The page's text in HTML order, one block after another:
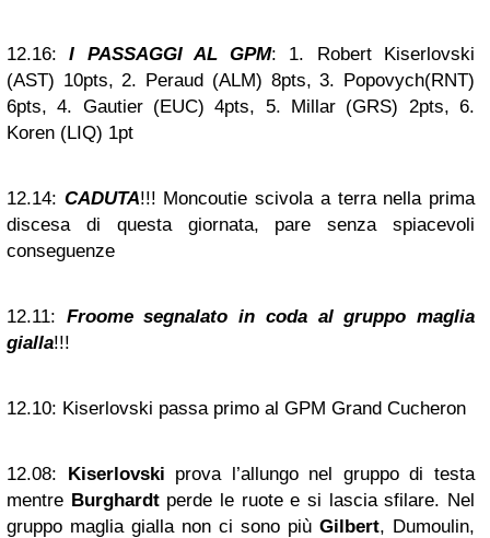
12.16: I PASSAGGI AL GPM: 1. Robert Kiserlovski
(AST) 10pts, 2. Peraud (ALM) 8pts, 3. Popovych(RNT)
6pts, 4. Gautier (EUC) 4pts, 5. Millar (GRS) 2pts, 6.
Koren (LIQ) 1pt
12.14: CADUTA!!! Moncoutie scivola a terra nella prima
discesa di questa giornata, pare senza spiacevoli
conseguenze
12.11: Froome segnalato in coda al gruppo maglia
gialla!!!
12.10: Kiserlovski passa primo al GPM Grand Cucheron
12.08: Kiserlovski prova l’allungo nel gruppo di testa
mentre Burghardtperde le ruote e si lascia sfilare. Nel
gruppo maglia gialla non ci sono più Gilbert, Dumoulin,